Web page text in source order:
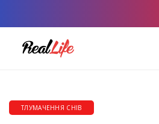
ТЛУМАЧЕННЯ СНІВ